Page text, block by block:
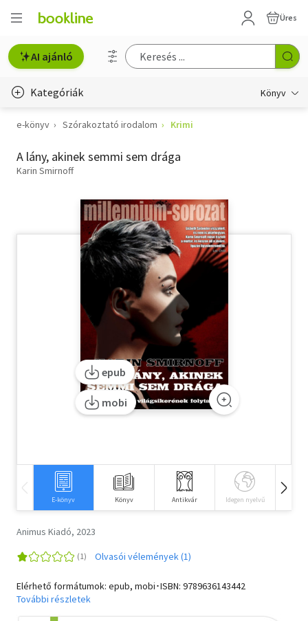
Üres
AI ajánló
Kategóriák Könyv
Életmód, egészség
Erotika
Hobbi, szabadidő
Szótár, nyelvkönyv
Tankönyv, segédkönyv
Társadalomtudomány
e-könyv Szórakoztató irodalom Krimi
A lány, akinek semmi sem drága
Karin Smirnoff
epub
mobi
E-könyv Könyv Antikvár Idegen nyelvű
Animus Kiadó, 2023
Olvasói vélemények (1)
Elérhető formátumok: epub, mobi･ISBN: 9789636143442
További részletek